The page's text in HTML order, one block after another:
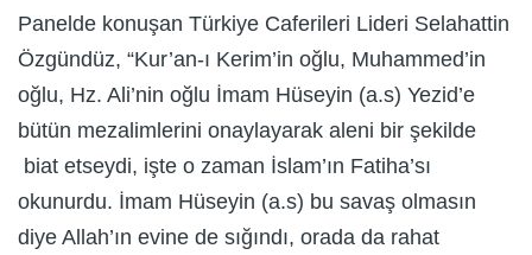
Panelde konuşan Türkiye Caferileri Lideri Selahattin
Özgündüz, “Kur’an-ı Kerim’in oğlu, Muhammed’in
oğlu, Hz. Ali’nin oğlu İmam Hüseyin (a.s) Yezid’e
bütün mezalimlerini onaylayarak aleni bir şekilde
biat etseydi, işte o zaman İslam’ın Fatiha’sı
okunurdu. İmam Hüseyin (a.s) bu savaş olmasın
diye Allah’ın evine de sığındı, orada da rahat